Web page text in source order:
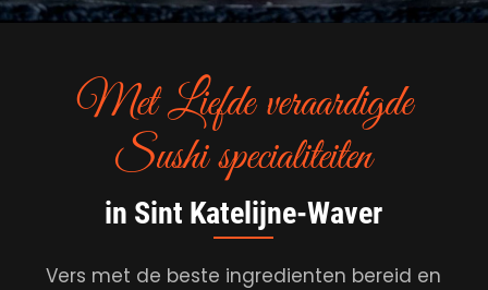
Met Liefde veraardigde
Sushi specialiteiten
in Sint Katelijne-Waver
Vers met de beste ingredienten bereid en